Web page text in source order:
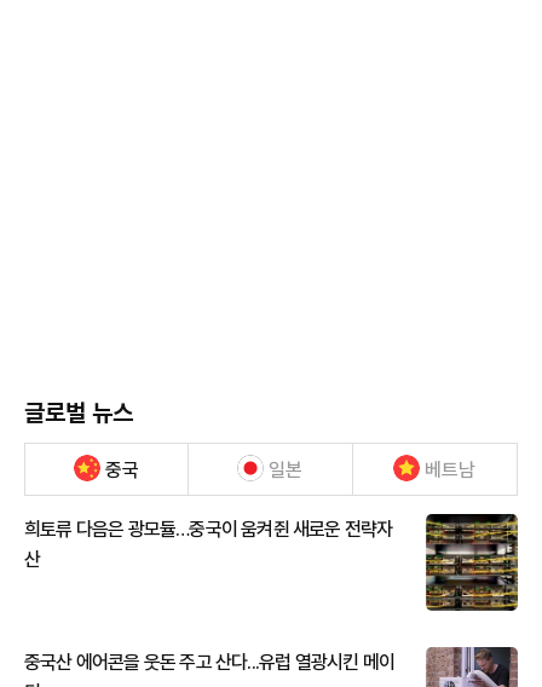
글로벌 뉴스
중국 일본 베트남
희토류 다음은 광모듈…중국이 움켜쥔 새로운 전략자
산
중국산 에어콘을 웃돈 주고 산다...유럽 열광시킨 메이